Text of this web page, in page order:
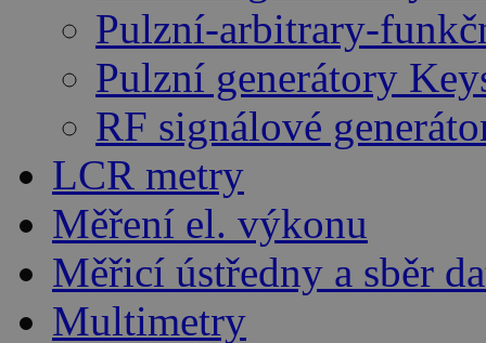
Pulzní-arbitrary-
Pulzní generátory
RF signálové
LCR metry
Měření el. výkonu
Měřicí ústředny a sběr
Multimetry